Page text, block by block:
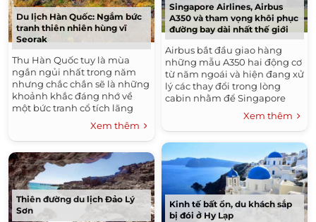
Du lịch Hàn Quốc: Ngắm bức
tranh thiên nhiên hùng vĩ
Seorak
Thu Hàn Quốc tuy là mùa
ngắn ngủi nhất trong năm
nhưng chắc chắn sẽ là những
khoảnh khắc đáng nhớ về
một bức tranh cổ tích lãng
mạn, nên thơ bởi khung cảnh
thiên nhiên tuyệt đẹp được
điểm...
Xem thêm
Thiên đường du lịch Đảo Lý
Sơn
Singapore Airlines, Airbus
A350 và tham vọng khôi phục
đường bay dài nhất thế giới
Airbus bắt đầu giao hàng
những mẫu A350 hai động cơ
từ năm ngoái và hiện đang xử
lý các thay đổi trong lòng
cabin nhằm để Singapore
Airlines kết nối Singapore đến
New York trong năm 2018 –
Kiran Rao, Phó...
Xem thêm
Kinh tế bất ổn, du khách sắp
bị đói ở Hy Lạp